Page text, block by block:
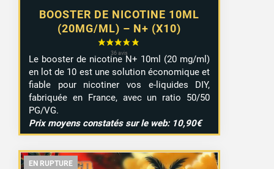
BOOSTER DE NICOTINE 10ML
(20MG/ML) – N+ (X10)
Le booster de nicotine N+ 10ml (20 mg/ml)
en lot de 10 est une solution économique et
fiable pour nicotiner vos e-liquides DIY,
fabriquée en France, avec un ratio 50/50
PG/VG.
Prix moyens constatés sur le web: 10,90€
EN RUPTURE
EN RUPTURE
EN RUPTURE